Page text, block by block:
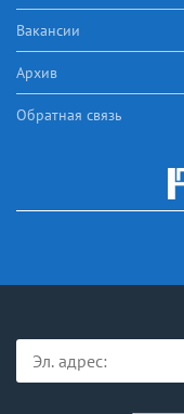
Вакансии
Архив
Обратная связь